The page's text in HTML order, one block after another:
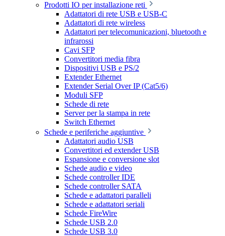
Prodotti IO per installazione reti
Adattatori di rete USB e USB-C
Adattatori di rete wireless
Adattatori per telecomunicazioni, bluetooth e
infrarossi
Cavi SFP
Convertitori media fibra
Dispositivi USB e PS/2
Extender Ethernet
Extender Serial Over IP (Cat5/6)
Moduli SFP
Schede di rete
Server per la stampa in rete
Switch Ethernet
Schede e periferiche aggiuntive
Adattatori audio USB
Convertitori ed extender USB
Espansione e conversione slot
Schede audio e video
Schede controller IDE
Schede controller SATA
Schede e adattatori paralleli
Schede e adattatori seriali
Schede FireWire
Schede USB 2.0
Schede USB 3.0